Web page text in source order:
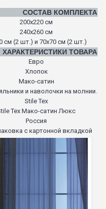
СОСТАВ КОМПЛЕКТА
200х220 см
240х260 см
см (2 шт.) и 70х70 см (2 шт.)
ХАРАКТЕРИСТИКИ ТОВАРА
Евро
Хлопок
Мако-сатин
и наволочки на молнии.
Stile Tex
Tex Мако-сатин Люкс
Россия
с картонной вкладкой